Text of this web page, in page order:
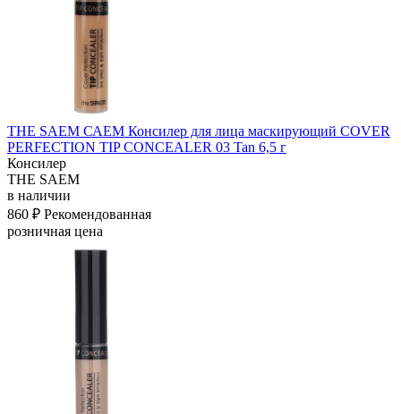
THE SAEM САЕМ Консилер для лица маскирующий COVER
PERFECTION TIP CONCEALER 03 Tan 6,5 г
Консилер
THE SAEM
в наличии
860 ₽ Рекомендованная
розничная цена